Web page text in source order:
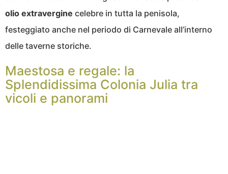
olio extravergine celebre in tutta la penisola,
festeggiato anche nel periodo di Carnevale all’interno
delle taverne storiche.
Maestosa e regale: la
Splendidissima Colonia Julia tra
vicoli e panorami